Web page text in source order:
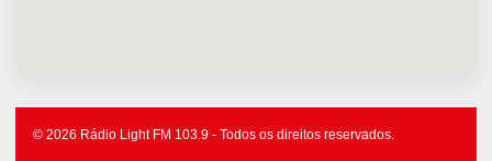
© 2026 Rádio Light FM 103.9 - Todos os direitos reservados.